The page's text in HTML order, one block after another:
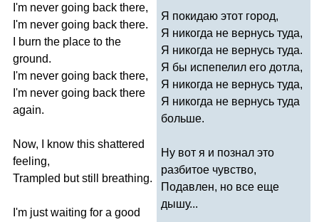
I'm never going back there,
I'm never going back there.
burn the place to the
ground.
I'm never going back there,
I'm never going back there
again.
Now, know this shattered
feeling,
Trampled but still breathing.
I'm just waiting for a good
Я покидаю этот город,
Я никогда не вернусь туда,
Я никогда не вернусь туда.
Я бы испепелил его дотла,
Я никогда не вернусь туда,
Я никогда не вернусь туда
больше.
Ну вот я и познал это
разбитое чувство,
Подавлен, но все еще
дышу...